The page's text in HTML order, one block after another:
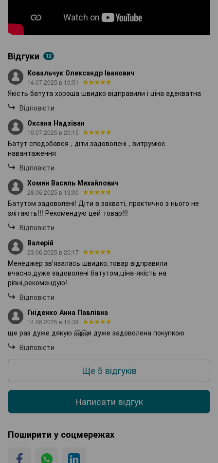
Відгуки 12
Ковальчук Олександр Іванович
14.07.2025 в 10:51
Якість батута хороша швидко відправили і ціна адекватна
Відповісти
Оксана Надзіван
10.07.2025 в 20:15
Батут сподобався , діти задоволені , витрумює
навантаження
Відповісти
Хомин Василь Михайлович
28.06.2025 в 13:00
Батутом задоволені! Діти в захваті, практично з нього не
злітають!!! Рекомендую цей товар!!!
Відповісти
Валерій
23.06.2025 в 20:17
Менеджер звʼязалась швидко,товар відправили
вчасно,дуже задоволені батутом,ціна-якість на
рівні,рекомендую!
Відповісти
Гніденко Анна Павлівна
14.06.2025 в 15:36
ще раз дуже дякую 🤗🤗я дуже задоволена покупкою
Відповісти
Ще 5 відгуків
Написати відгук
Поширити у соцмережах